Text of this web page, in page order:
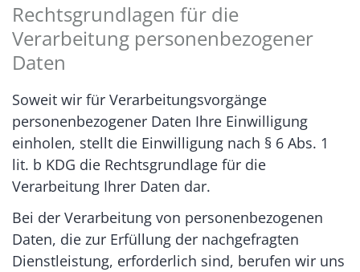
Rechtsgrundlagen für die
Verarbeitung personenbezogener
Daten
Soweit wir für Verarbeitungsvorgänge
personenbezogener Daten Ihre Einwilligung
einholen, stellt die Einwilligung nach § 6 Abs. 1
lit. b KDG die Rechtsgrundlage für die
Verarbeitung Ihrer Daten dar.
Bei der Verarbeitung von personenbezogenen
Daten, die zur Erfüllung der nachgefragten
Dienstleistung, erforderlich sind, berufen wir uns